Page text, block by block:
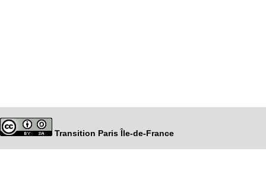
Transition Paris Île-de-France